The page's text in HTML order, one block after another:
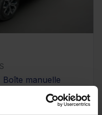
manuelle